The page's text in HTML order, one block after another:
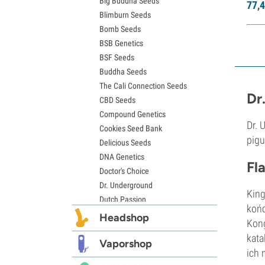
77,
Dr.
ich
Nasiona Wedding Cake
Nasiona konopi Zkittlez
Nasiona Pineapple Express
Nasiona Chemdawg
Nasiona Hindu Kush
Nasiona Mimosa
Blimburn Seeds
Bomb Seeds
BSB Genetics
BSF Seeds
Buddha Seeds
The Cali Connection Seeds
CBD Seeds
Compound Genetics
Cookies Seed Bank
Delicious Seeds
DNA Genetics
Doctor's Choice
Dr. Underground
Dutch Passion
Elite Seeds
Exotic Seed
Expert Seeds
Headshop
Vaporshop